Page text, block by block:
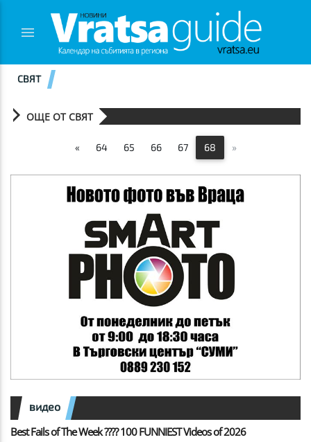
СВЯТ
ОЩЕ ОТ СВЯТ
« 64 65 66 67 68 »
видео
Best Fails of The Week ???? 100 FUNNIEST Videos of 2026